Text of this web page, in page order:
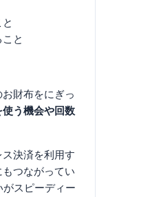
と
財布をにぎっ
使う機会や回数
決済を利用す
つながってい
がスピーディー